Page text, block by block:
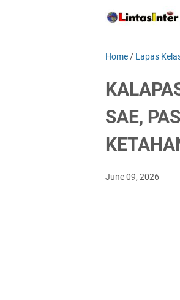
Home / Lapas
SAE,
June 09, 2026